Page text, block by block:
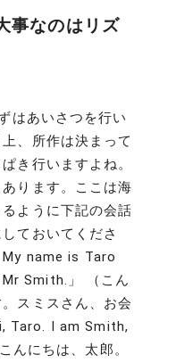
事なのはリズ
はあいさつを行い
、所作は決まって
き行いますよね。
ります。ここは海
ように下記の会話
ておいてくださ
name is Taro
Smith.」 （こん
スミスさん、お会
Taro. I am Smith,
にちは、太郎。